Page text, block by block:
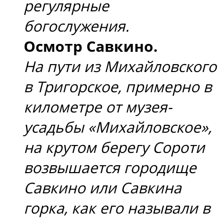
регулярные
богослужения.
Осмотр Савкино.
На пути из Михайловского
в Тригорское, примерно в
километре от музея-
усадьбы «Михайловское»,
на крутом берегу Сороти
возвышается городище
Савкино или Савкина
горка, как его называли в